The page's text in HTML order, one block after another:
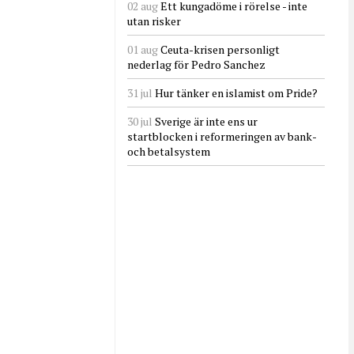
02 augEtt kungadöme i rörelse - inte
utan risker
01 augCeuta-krisen personligt
nederlag för Pedro Sanchez
31 jul Hur tänker en islamist om Pride?
30 jul Sverige är inte ens ur
startblocken i reformeringen av bank-
och betalsystem